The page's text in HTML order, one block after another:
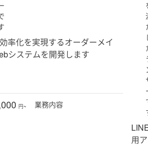
率化を実現するオーダーメイ
システムを開発します
円~ 業務内容
用